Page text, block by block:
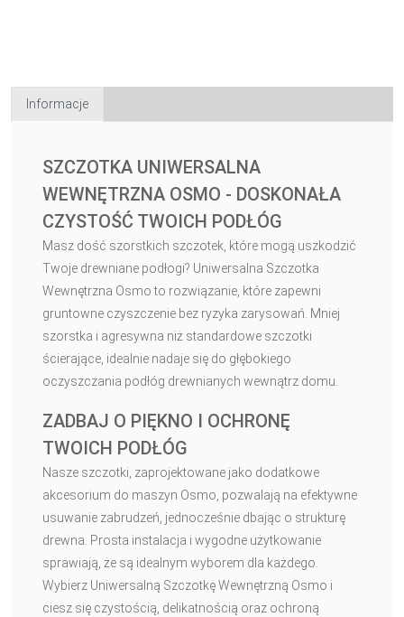
Informacje
SZCZOTKA UNIWERSALNA
WEWNĘTRZNA OSMO - DOSKONAŁA
CZYSTOŚĆ TWOICH PODŁÓG
Masz dość szorstkich szczotek, które mogą uszkodzić
Twoje drewniane podłogi? Uniwersalna Szczotka
Wewnętrzna Osmo to rozwiązanie, które zapewni
gruntowne czyszczenie bez ryzyka zarysowań. Mniej
szorstka i agresywna niż standardowe szczotki
ścierające, idealnie nadaje się do głębokiego
oczyszczania podłóg drewnianych wewnątrz domu.
ZADBAJ O PIĘKNO I OCHRONĘ
TWOICH PODŁÓG
Nasze szczotki, zaprojektowane jako dodatkowe
akcesorium do maszyn Osmo, pozwalają na efektywne
usuwanie zabrudzeń, jednocześnie dbając o strukturę
drewna. Prosta instalacja i wygodne użytkowanie
sprawiają, że są idealnym wyborem dla każdego.
Wybierz Uniwersalną Szczotkę Wewnętrzną Osmo i
ciesz się czystością, delikatnością oraz ochroną